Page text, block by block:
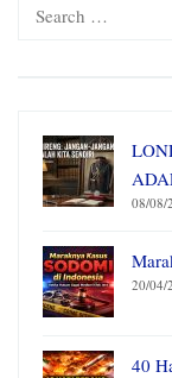
08/08/
20/04/
40